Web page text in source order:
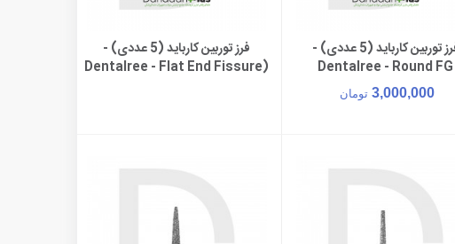
افزودن به سبد خریدفرز توربین کارباید (5 عددی) -
Dentalree - Round FG
3,000,000 تومان
مشاهده بیشترفرز توربین کارباید (5 عددی) -
(Dentalree - Flat End Fissure